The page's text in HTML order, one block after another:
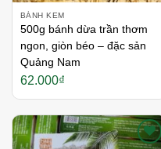
BÁNH KEM
500g bánh dừa trần thơm
ngon, giòn béo – đặc sản
Quảng Nam
62.000₫